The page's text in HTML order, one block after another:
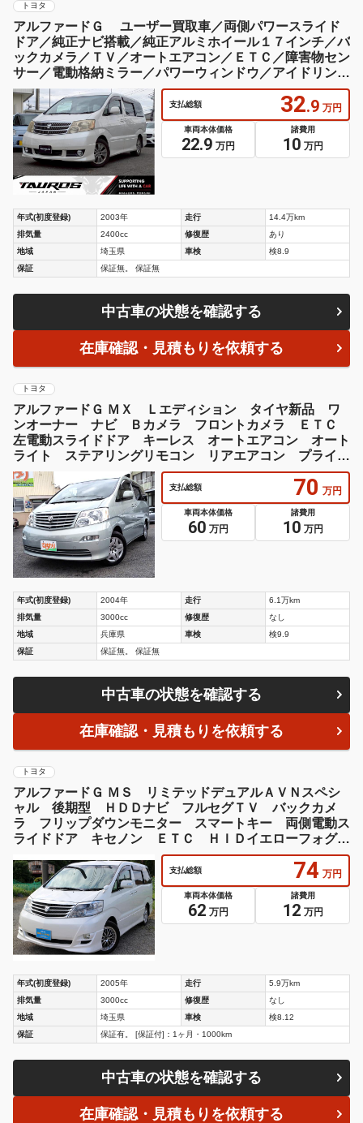
トヨタ
アルファードＧ ユーザー買取車／両側パワースライド
ドア／純正ナビ搭載／純正アルミホイール１７インチ／バ
ックカメラ／ＴＶ／オートエアコン／ＥＴＣ／障害物セン
サー／電動格納ミラー／パワーウィンドウ／アイドリング
ストップ
支払総額 32.9 万円
車両本体価格
22.9 万円
諸費用
10 万円
年式(初度登録) 2003年 走行
14.4万km
排気量
2400cc 修復歴
あり
地域
埼玉県 車検
検8.9
保証
保証無。 保証無
中古車の状態を確認する
在庫確認・見積もりを依頼する
トヨタ
アルファードＧ ＭＸ Ｌエディション タイヤ新品 ワ
ンオーナー ナビ Ｂカメラ フロントカメラ ＥＴＣ
左電動スライドドア キーレス オートエアコン オート
ライト ステアリングリモコン リアエアコン プライバ
シーガラス Ｗエアバッグ
支払総額 70 万円
車両本体価格
60 万円
諸費用
10 万円
年式(初度登録) 2004年 走行
6.1万km
排気量
3000cc 修復歴
なし
地域
兵庫県 車検
検9.9
保証
保証無。 保証無
中古車の状態を確認する
在庫確認・見積もりを依頼する
トヨタ
アルファードＧ ＭＳ リミテッドデュアルＡＶＮスペシ
ャル 後期型 ＨＤＤナビ フルセグＴＶ バックカメ
ラ フリップダウンモニター スマートキー 両側電動ス
ライドドア キセノン ＥＴＣ ＨＩＤイエローフォグ
社外１７インチ マフラー ＡＢＳ エアバック ＡＦＳ
支払総額 74 万円
車両本体価格
62 万円
諸費用
12 万円
年式(初度登録) 2005年 走行
5.9万km
排気量
3000cc 修復歴
なし
地域
埼玉県 車検
検8.12
保証
保証有。 [保証付]：1ヶ月・1000km
中古車の状態を確認する
在庫確認・見積もりを依頼する